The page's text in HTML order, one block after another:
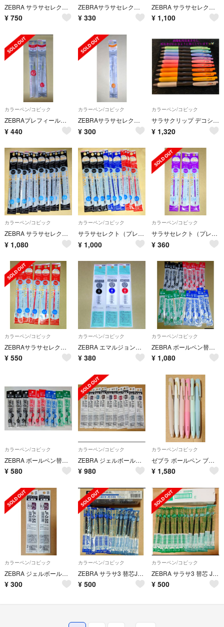
ZEBRA サラサセレクト（プレフィール）替芯 NJK-0.3芯 7色
¥ 750
ZEBRAサラサセレクト（プレフィール）替芯 NJK-0.3芯オレンジ3本
¥ 330
ZEBRA サラサセレクト（プレフィール） 替芯 NJK-0.3芯 11色
¥ 1,100
カラーペン/コピック
ZEBRAプレフィール・サラサセレクト シャープユニット（0.7）2本
¥ 440
カラーペン/コピック
ZEBRAサラサセレクト用シャープリフィル（0.5）1本
¥ 300
カラーペン/コピック
サラサクリップ デコシャインカラー
¥ 1,320
カラーペン/コピック
ZEBRA サラサセレクト（プレフィール）替芯 NJK-0.4芯 黒10本
¥ 1,080
カラーペン/コピック
サラサセレクト（プレフィール） 替芯 NJK-0.5芯 黒赤青 各3本
¥ 1,000
カラーペン/コピック
サラサセレクト（プレフィール）替芯 NJK-0.3芯 紫3本
¥ 360
カラーペン/コピック
ZEBRAサラサセレクト（プレフィール）替芯 NJK-0.5芯 レッド5本
¥ 550
カラーペン/コピック
ZEBRA エマルジョンボールペンblen ブレン多色用替芯（0.7）3色
¥ 380
カラーペン/コピック
ZEBRA ボールペン替芯 SK－0.7 黒赤青緑各5本 計20本セット
¥ 1,080
カラーペン/コピック
ZEBRA ボールペン替芯 SK－0.74色10本
¥ 580
カラーペン/コピック
ZEBRA ジェルボールペン替芯 JF-0.5 10色
¥ 980
カラーペン/コピック
ゼブラ ボールペン ブレン blen 限定カラー軸 6本セット
¥ 1,580
カラーペン/コピック
ZEBRA ジェルボールペン替芯 JF-0.5 ボルドーパープル 2本
¥ 300
カラーペン/コピック
ZEBRA サラサ3 替芯JK-0.5 青10本
¥ 500
カラーペン/コピック
ZEBRA サラサ3 替芯 JK-0.5 緑10本
¥ 500